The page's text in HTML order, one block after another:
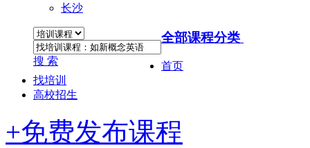
长沙
搜 索
全部课程分类
首页
找培训
高校招生
+免费发布课程